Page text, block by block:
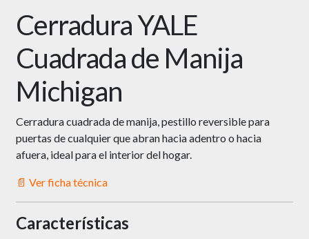
Cerradura YALE
Cuadrada de Manija
Michigan
Cerradura cuadrada de manija, pestillo reversible para
puertas de cualquier que abran hacia adentro o hacia
afuera, ideal para el interior del hogar.
📄 Ver ficha técnica
Características